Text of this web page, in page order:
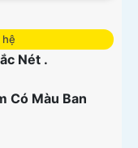
hệ
Nét .
Có Màu Ban